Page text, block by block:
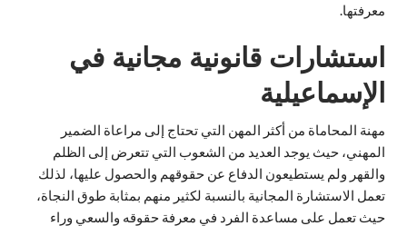
معرفتها.
استشارات قانونية مجانية في
الإسماعيلية
مهنة المحاماة من أكثر المهن التي تحتاج إلى مراعاة الضمير
المهني، حيث يوجد العديد من الشعوب التي تتعرض إلى الظلم
والقهر ولم يستطيعون الدفاع عن حقوقهم والحصول عليها، لذلك
تعمل الاستشارة المجانية بالنسبة لكثير منهم بمثابة طوق النجاة،
حيث تعمل على مساعدة الفرد في معرفة حقوقه والسعي وراء